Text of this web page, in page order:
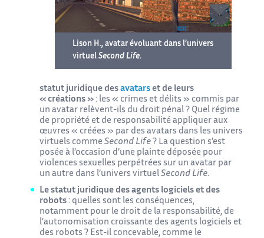
Lison H., avatar évoluant dans l’univers
virtuel Second Life.
statut juridique des avatars et de leurs
« créations » : les « crimes et délits » commis par
un avatar relèvent-ils du droit pénal ? Quel régime
de propriété et de responsabilité appliquer aux
œuvres « créées » par des avatars dans les univers
virtuels comme Second Life ? La question s’est
posée à l’occasion d’une plainte déposée pour
violences sexuelles perpétrées sur un avatar par
un autre dans l’univers virtuel Second Life.
Le statut juridique des agents logiciels et des
robots : quelles sont les conséquences,
notamment pour le droit de la responsabilité, de
l’autonomisation croissante des agents logiciels et
des robots ? Est-il concevable, comme le